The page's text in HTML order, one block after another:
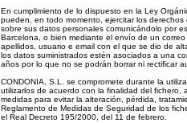
En cumplimiento de lo dispuesto en la Ley
pueden, en todo momento, ejercitar los
sobre sus datos personales comunicándolo por
Barcelona, o bien mediante el envío de un
apellidos, usuario e email con el que se dio de
los datos suministrados estén asociados a una
años por lo que no se podrán borrar ni rectificar
CONDONIA, S.L. se compromete durante la
utilizarlos de acuerdo con la finalidad del
medidas para evitar la alteración, pérdida,
Reglamento de Medidas de Seguridad de los
el Real Decreto 195/2000, del 11 de febrero.